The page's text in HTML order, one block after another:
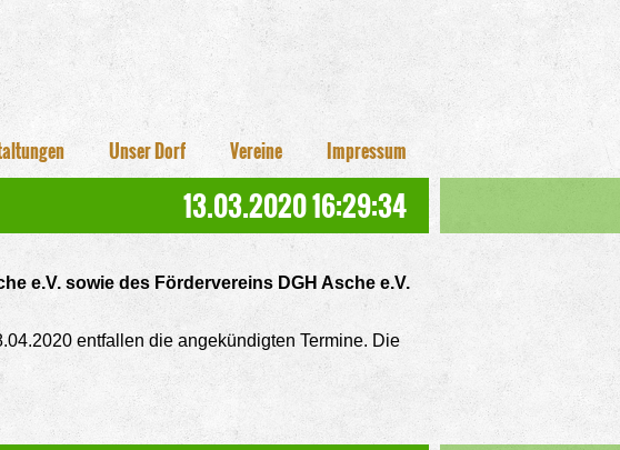
Unser Dorf Vereine Impressum
13.03.2020 16:29:34
e.V. sowie des Fördervereins DGH Asche e.V.
entfallen die angekündigten Termine. Die